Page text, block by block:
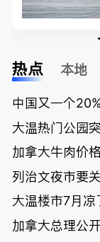
热点 本地
中国又一个
大温热门公园
加拿大牛肉价
列治文夜市要
大温楼市7月凉
加拿大总理公